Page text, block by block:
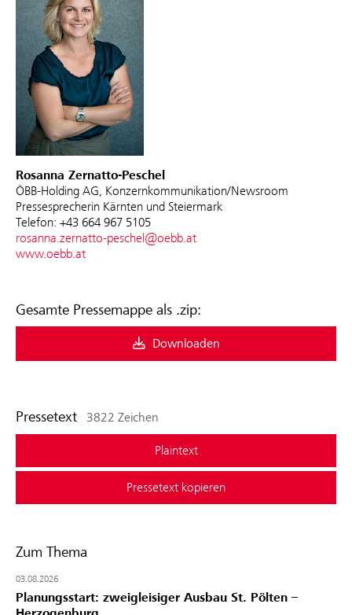
Rosanna Zernatto-Peschel
ÖBB-Holding AG, Konzernkommunikation/Newsroom
Pressesprecherin Kärnten und Steiermark
Telefon: +43 664 967 5105
rosanna.zernatto-peschel@oebb.at
www.oebb.at
Gesamte Pressemappe als .zip:
Downloaden
Pressetext 3822 Zeichen
Plaintext
Pressetext kopieren
Zum Thema
03.08.2026
Planungsstart: zweigleisiger Ausbau St. Pölten –